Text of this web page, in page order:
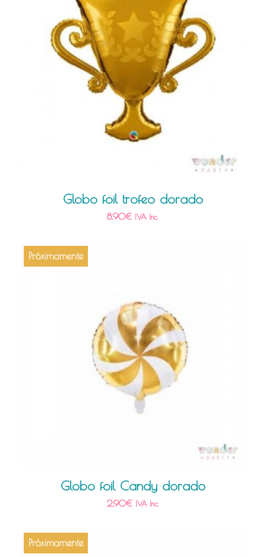
Globo foil trofeo dorado
8,90€ IVA Inc.
Próximamente
Globo foil Candy dorado
2,90€ IVA Inc.
Próximamente